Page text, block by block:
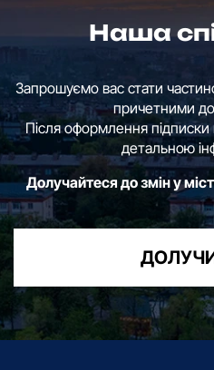
Наша
Запрошуємо вас стати
причетними до
Після оформлення
детальною
Долучайтеся до змін у